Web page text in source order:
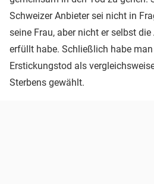
Schweizer Anbieter sei nicht in
seine Frau, aber nicht er selbst
erfüllt habe. Schließlich habe
Erstickungstod als
Sterbens gewählt.